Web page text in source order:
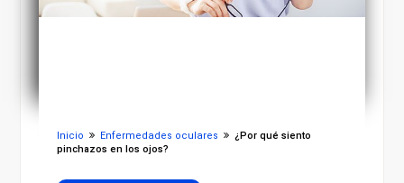
Inicio Enfermedades oculares
¿Por qué siento
pinchazos en los ojos?